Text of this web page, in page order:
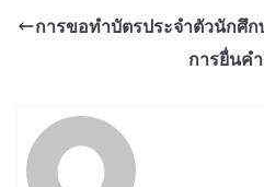
การขอทำบัตรประจำตัวนักศึก
การยื่นค